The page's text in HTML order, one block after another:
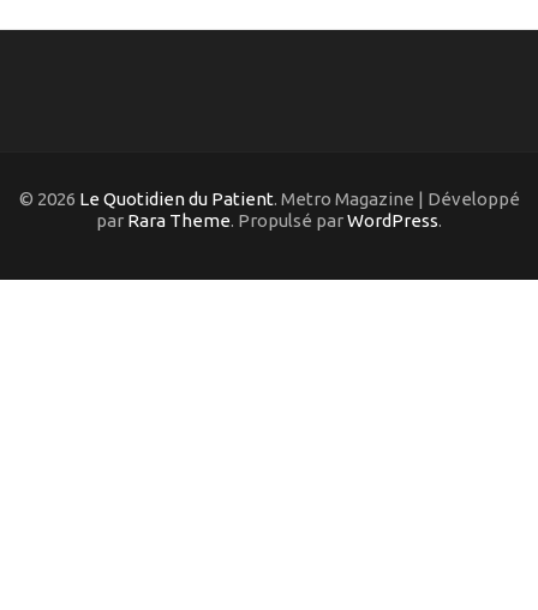
© 2026 Le Quotidien du Patient. Metro Magazine | Développé
par Rara Theme. Propulsé parWordPress.